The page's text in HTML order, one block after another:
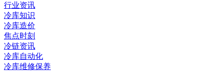
行业资讯
冷库知识
冷库造价
焦点时刻
冷链资讯
冷库自动化
冷库维修保养